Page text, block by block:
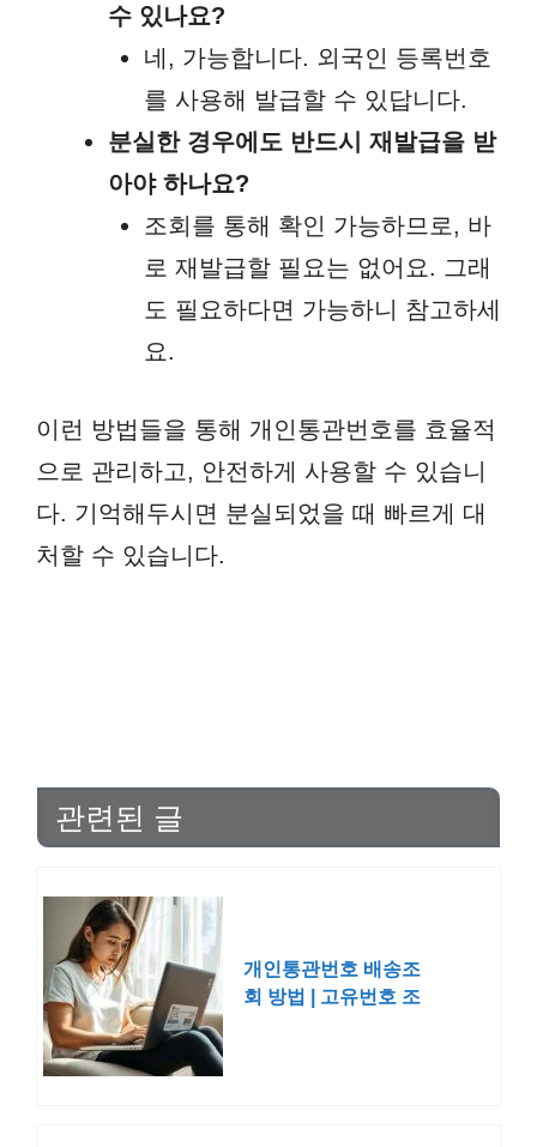
수 있나요?
네, 가능합니다. 외국인 등록번호
를 사용해 발급할 수 있답니다.
분실한 경우에도 반드시 재발급을 받
아야 하나요?
조회를 통해 확인 가능하므로, 바
로 재발급할 필요는 없어요. 그래
도 필요하다면 가능하니 참고하세
요.
이런 방법들을 통해 개인통관번호를 효율적
으로 관리하고, 안전하게 사용할 수 있습니
다. 기억해두시면 분실되었을 때 빠르게 대
처할 수 있습니다.
관련된 글
개인통관번호 배송조
회 방법 | 고유번호 조